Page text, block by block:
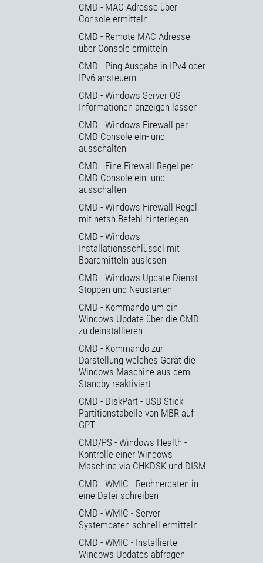
CMD - MAC Adresse über
Console ermitteln
CMD - Remote MAC Adresse
über Console ermitteln
CMD - Ping Ausgabe in IPv4 oder
IPv6 ansteuern
CMD - Windows Server OS
Informationen anzeigen lassen
CMD - Windows Firewall per
CMD Console ein- und
ausschalten
CMD - Eine Firewall Regel per
CMD Console ein- und
ausschalten
CMD - Windows Firewall Regel
mit netsh Befehl hinterlegen
CMD - Windows
Installationsschlüssel mit
Boardmitteln auslesen
CMD - Windows Update Dienst
Stoppen und Neustarten
CMD - Kommando um ein
Windows Update über die CMD
zu deinstallieren
CMD - Kommando zur
Darstellung welches Gerät die
Windows Maschine aus dem
Standby reaktiviert
CMD - DiskPart - USB Stick
Partitionstabelle von MBR auf
GPT
CMD/PS - Windows Health -
Kontrolle einer Windows
Maschine via CHKDSK und DISM
CMD - WMIC - Rechnerdaten in
eine Datei schreiben
CMD - WMIC - Server
Systemdaten schnell ermitteln
CMD - WMIC - Installierte
Windows Updates abfragen